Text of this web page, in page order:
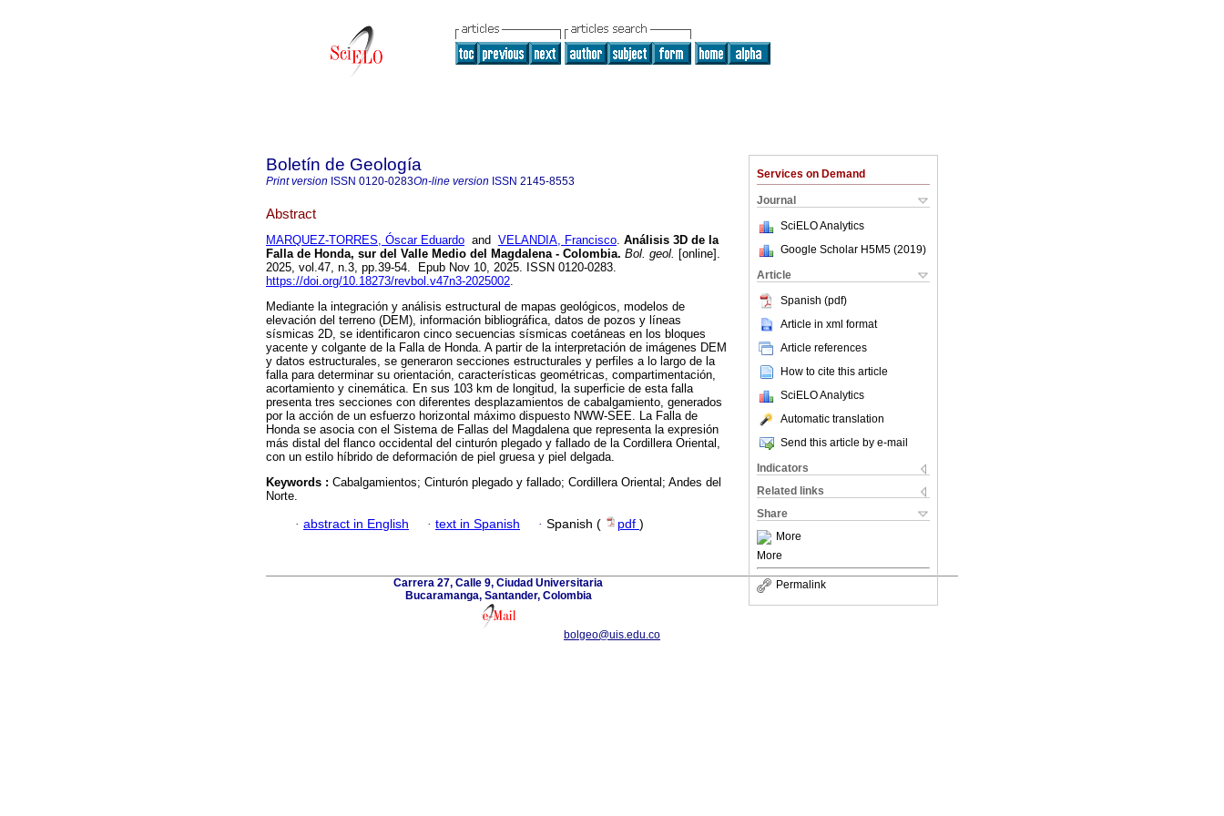
Services on Demand
Journal
SciELO Analytics
Google Scholar H5M5 (2019)
Article
Spanish (pdf)
Article in xml format
Article references
How to cite this article
SciELO Analytics
Automatic translation
Send this article by e-mail
Indicators
Related links
Share
More
More
Permalink
Boletín de Geología
Print version ISSN 0120-0283On-line version ISSN 2145-8553
Abstract
MARQUEZ-TORRES, Óscar Eduardo and VELANDIA, Francisco. Análisis 3D de la
Falla de Honda, sur del Valle Medio del Magdalena - Colombia. Bol. geol. [online].
2025, vol.47, n.3, pp.39-54. Epub Nov 10, 2025. ISSN 0120-0283.
https://doi.org/10.18273/revbol.v47n3-2025002.
Mediante la integración y análisis estructural de mapas geológicos, modelos de
elevación del terreno (DEM), información bibliográfica, datos de pozos y líneas
sísmicas 2D, se identificaron cinco secuencias sísmicas coetáneas en los bloques
yacente y colgante de la Falla de Honda. A partir de la interpretación de imágenes DEM
y datos estructurales, se generaron secciones estructurales y perfiles a lo largo de la
falla para determinar su orientación, características geométricas, compartimentación,
acortamiento y cinemática. En sus 103 km de longitud, la superficie de esta falla
presenta tres secciones con diferentes desplazamientos de cabalgamiento, generados
por la acción de un esfuerzo horizontal máximo dispuesto NWW-SEE. La Falla de
Honda se asocia con el Sistema de Fallas del Magdalena que representa la expresión
más distal del flanco occidental del cinturón plegado y fallado de la Cordillera Oriental,
con un estilo híbrido de deformación de piel gruesa y piel delgada.
Keywords : Cabalgamientos; Cinturón plegado y fallado; Cordillera Oriental; Andes del
Norte.
· abstract in English · text in Spanish · Spanish ( pdf )
Carrera 27, Calle 9, Ciudad Universitaria
Bucaramanga, Santander, Colombia
bolgeo@uis.edu.co